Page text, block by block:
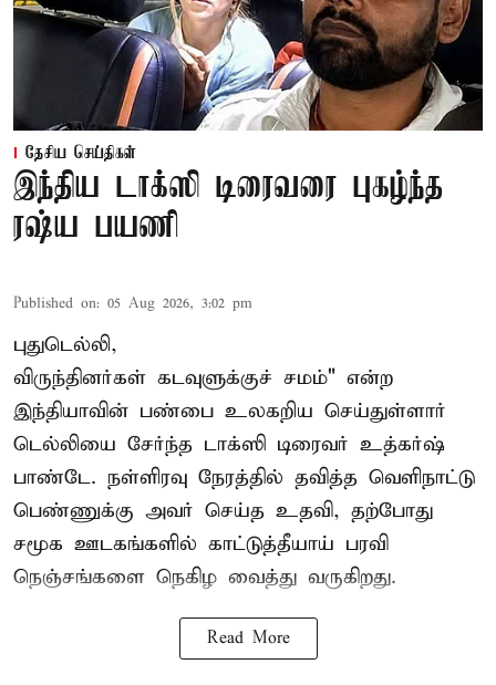
தேசிய செய்திகள்
இந்திய டாக்ஸி டிரைவரை புகழ்ந்த
ரஷ்ய பயணி
Published on: 05 Aug 2026, 3:02 pm
புதுடெல்லி,
விருந்தினர்கள் கடவுளுக்குச் சமம்" என்ற
இந்தியாவின் பண்பை உலகறிய செய்துள்ளார்
டெல்லியை சேர்ந்த டாக்ஸி டிரைவர் உத்கர்ஷ்
பாண்டே. நள்ளிரவு நேரத்தில் தவித்த வெளிநாட்டு
பெண்ணுக்கு அவர் செய்த உதவி, தற்போது
சமூக ஊடகங்களில் காட்டுத்தீயாய் பரவி
நெஞ்சங்களை நெகிழ வைத்து வருகிறது.
Read More